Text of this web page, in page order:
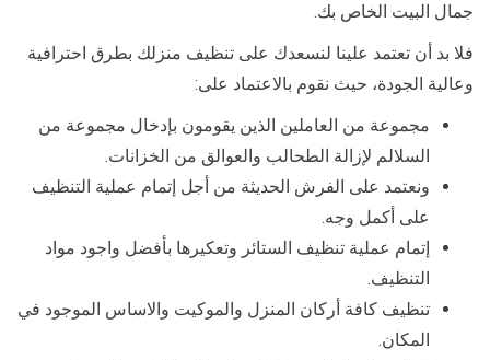
جمال البيت الخاص بك.
فلا بد أن تعتمد علينا لنسعدك على تنظيف منزلك بطرق احترافية
وعالية الجودة، حيث نقوم بالاعتماد على:
مجموعة من العاملين الذين يقومون بإدخال مجموعة من
السلالم لإزالة الطحالب والعوالق من الخزانات.
ونعتمد على الفرش الحديثة من أجل إتمام عملية التنظيف
على أكمل وجه.
إتمام عملية تنظيف الستائر وتعكيرها بأفضل واجود مواد
التنظيف.
تنظيف كافة أركان المنزل والموكيت والاساس الموجود في
المكان.